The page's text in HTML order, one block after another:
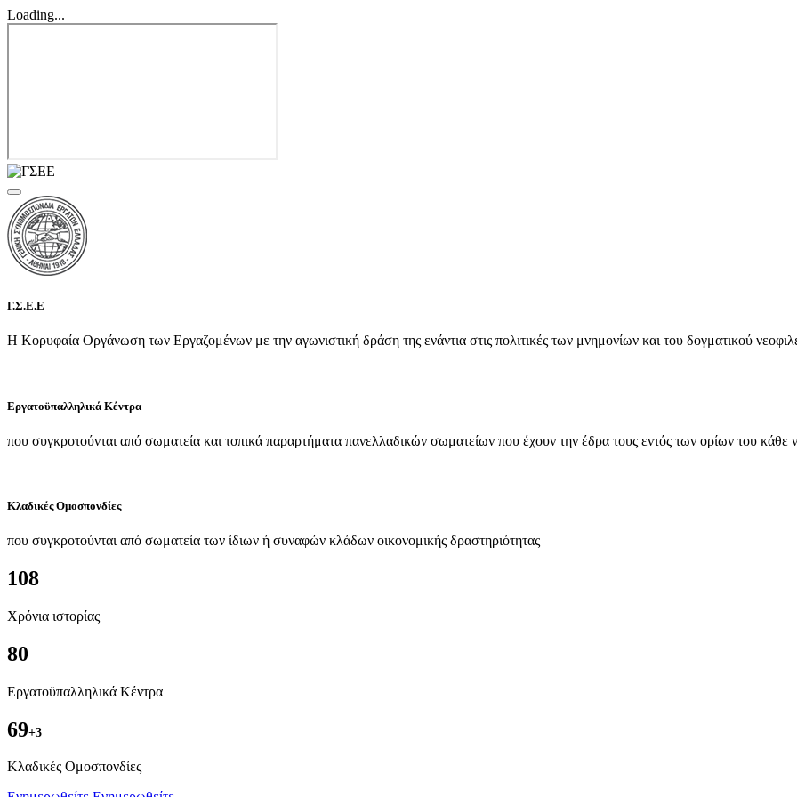
Loading...
Γ.Σ.Ε.Ε
Η Κορυφαία Οργάνωση των Εργαζομένων με την αγωνιστική δράση της ενάντια στις πολιτικές των μνημονίων και του δογματικού
Εργατοϋπαλληλικά Κέντρα
που συγκροτούνται από σωματεία και τοπικά παραρτήματα πανελλαδικών σωματείων που έχουν την έδρα τους εντός των ορίων του κάθε
Κλαδικές Ομοσπονδίες
που συγκροτούνται από σωματεία των ίδιων ή συναφών κλάδων οικονομικής δραστηριότητας
108
Χρόνια ιστορίας
80
Εργατοϋπαλληλικά Κέντρα
69+3
Kλαδικές Ομοσπονδίες